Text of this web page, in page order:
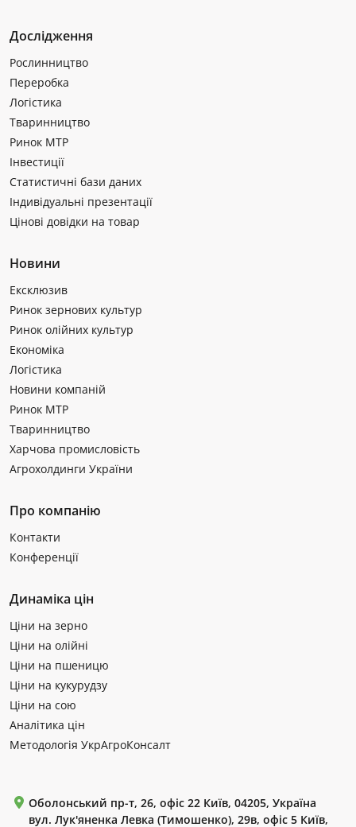
Дослідження
Рослинництво
Переробка
Логістика
Тваринництво
Ринок МТР
Інвестиції
Статистичні бази даних
Індивідуальні презентації
Цінові довідки на товар
Новини
Ексклюзив
Ринок зернових культур
Ринок олійних культур
Економіка
Логістика
Новини компаній
Ринок МТР
Тваринництво
Харчова промисловість
Агрохолдинги України
Про компанію
Контакти
Конференції
Динаміка цін
Ціни на зерно
Ціни на олійні
Ціни на пшеницю
Ціни на кукурудзу
Ціни на сою
Аналітика цін
Методологія УкрАгроКонсалт
Оболонський пр-т, 26, офіс 22 Київ, 04205, Україна
вул. Лук'яненка Левка (Тимошенко), 29в, офіс 5 Київ,